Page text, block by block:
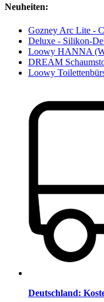
Neuheiten:
Gozney Arc Lite -
Deluxe - Silikon-
Loowy HANNA
DREAM
Loowy
Deutschland: